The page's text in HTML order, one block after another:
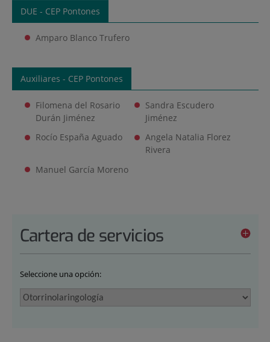
DUE - CEP Pontones
Amparo Blanco Trufero
Auxiliares - CEP Pontones
Filomena del Rosario
Durán Jiménez
Sandra Escudero
Jiménez
Rocío España Aguado
Angela Natalia Florez
Rivera
Manuel García Moreno
Cartera de servicios
Seleccione una opción: